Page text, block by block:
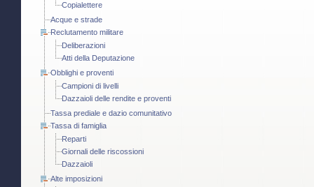
Copialettere
Acque e strade
Reclutamento militare
Deliberazioni
Atti della Deputazione
Obblighi e proventi
Campioni di livelli
Dazzaioli delle rendite e proventi
Tassa prediale e dazio comunitativo
Tassa di famiglia
Reparti
Giornali delle riscossioni
Dazzaioli
Alte imposizioni